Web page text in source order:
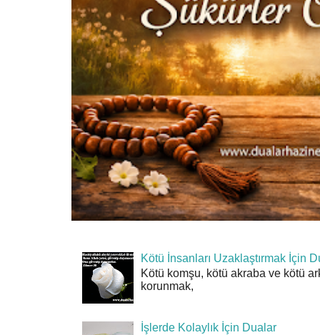
Kötü İnsanları Uzaklaştırmak İçin
Kötü komşu, kötü akraba ve kötü
korunmak,
İşlerde Kolaylık İçin Dualar